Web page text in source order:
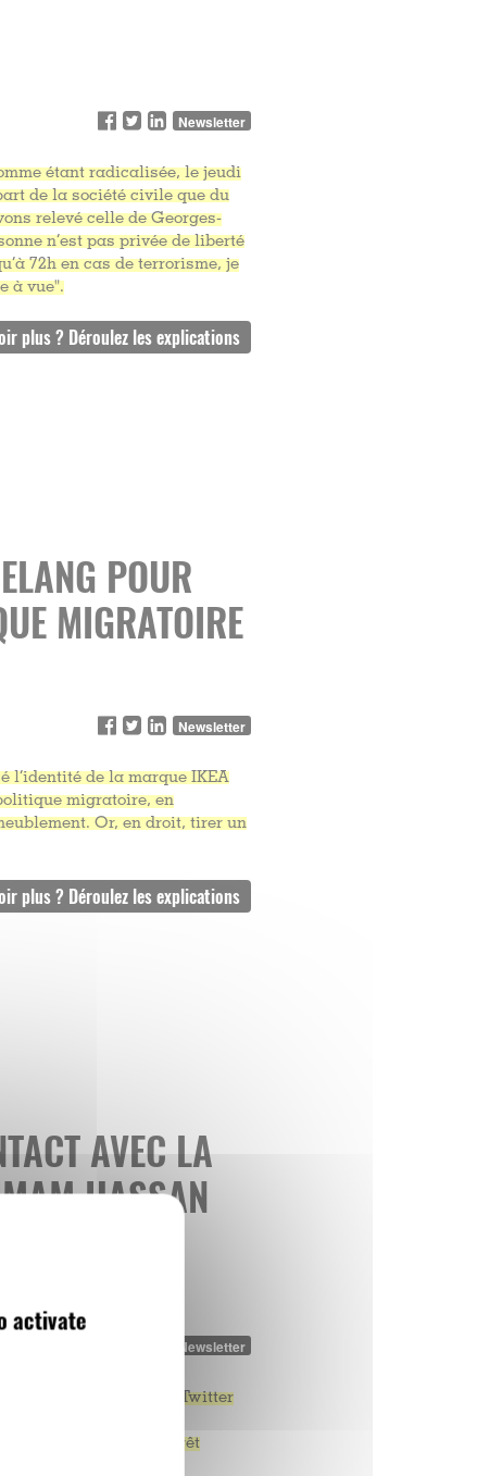
Newsletter
étant radicalisée, le jeudi
de la société civile que du
relevé celle de Georges-
n’est pas privée de liberté
72h en cas de terrorisme, je
à vue".
POUR
MIGRATOIRE
Newsletter
l’identité de la marque IKEA
migratoire, en
Or, en droit, tirer un
AVEC LA
HASSAN
Newsletter
a déclaré, sur Twitter
de l’Imam Hassan
le mandat d’arrêt
activate